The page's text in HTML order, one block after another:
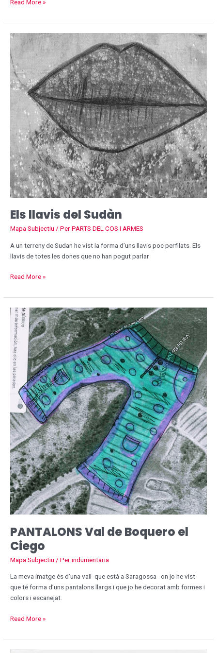
Read More »
Els llavis del Sudàn
Mapa Subjectiu / PerPARTS DEL COS I ARMES
A un terreny de Sudan he vist la forma d’uns llavis poc perfilats. Els
llavis de totes les dones que no han pogut parlar
Els
llavis
del
Sudàn
Read More »
PANTALONS Val de Boquero el
Ciego
Mapa Subjectiu / Perindumentaria
La meva imatge és d’una vall que està a Saragossa on jo he vist
que té forma d’uns pantalons llargs i que jo he decorat amb formes i
colors i escanejat.
PANTALONS
Val
de
Boquero
el
Ciego
Read More »